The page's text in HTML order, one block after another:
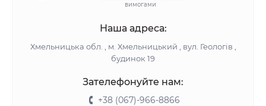
вимогами
Наша адреса:
Хмельницька обл. , м. Хмельницький , вул. Геологів ,
будинок 19
Зателефонуйте нам:
+38 (067)-966-8866